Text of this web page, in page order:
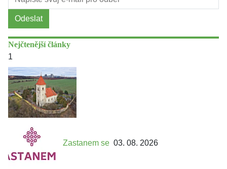
Odeslat
Nejčtenější články
1
Zastanem se 03. 08. 2026